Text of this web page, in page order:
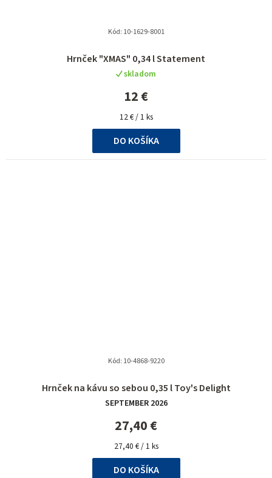
Hrnček "XMAS" 0,34 l Statement
skladom
12 €
Jednotková
cena:
12 € / 1 ks
DO KOŠÍKA
Kód: 10-1629-8001
Hrnček na kávu so sebou 0,35 l Toy's Delight
hodnotenie
produktu
je
5,0
z
5
hviezdičiek.
SEPTEMBER 2026
27,40 €
Jednotková
cena:
27,40 € / 1 ks
DO KOŠÍKA
Kód: 10-4868-9220